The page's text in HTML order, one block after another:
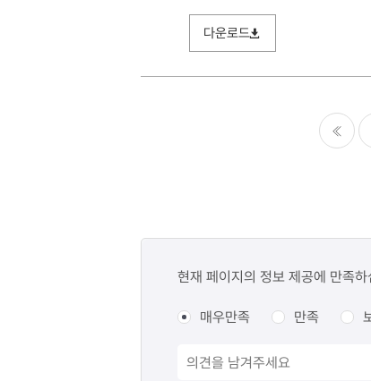
다운로드
만족도현재 페이지의 정보 제공에 만족
매우만족 만족